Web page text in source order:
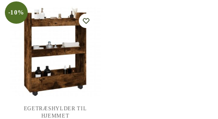
-10%
EGETRÆSHYLDER TIL
HJEMMET